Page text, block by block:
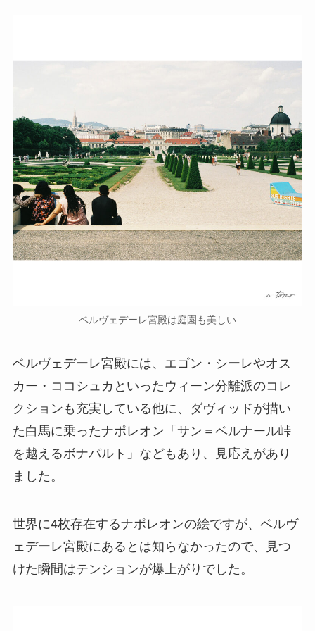
ベルヴェデーレ宮殿は庭園も美しい
ベルヴェデーレ宮殿には、エゴン・シーレやオス
カー・ココシュカといったウィーン分離派のコレ
クションも充実している他に、ダヴィッドが描い
た白馬に乗ったナポレオン「サン＝ベルナール峠
を越えるボナパルト」などもあり、見応えがあり
ました。
世界に4枚存在するナポレオンの絵ですが、ベルヴ
ェデーレ宮殿にあるとは知らなかったので、見つ
けた瞬間はテンションが爆上がりでした。